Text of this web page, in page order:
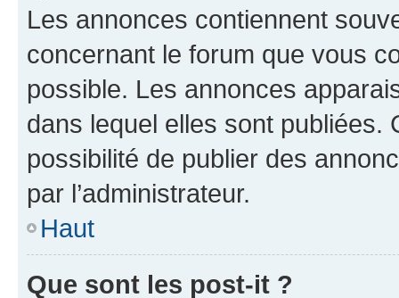
Les annonces contiennent
concernant le forum que vous
possible. Les annonces
dans lequel elles sont publiées.
possibilité de publier des
par l’administrateur.
Haut
Que sont les post-it ?